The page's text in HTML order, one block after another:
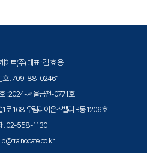
보안 모델에 대해 설명하기
경에 대해 설명하기
리 센터 및 포털에 대해 설명하기
데이터 개인정보 보호 및 접근성
는지 설명하기
서 애플리케이션 수명주기 관리
이트(주) 대표 : 김 효 용
호 : 709-88-02461
: 2024-서울금천-0771호
1로 168 우림라이온스밸리 B동 1206호
: 02-558-1130